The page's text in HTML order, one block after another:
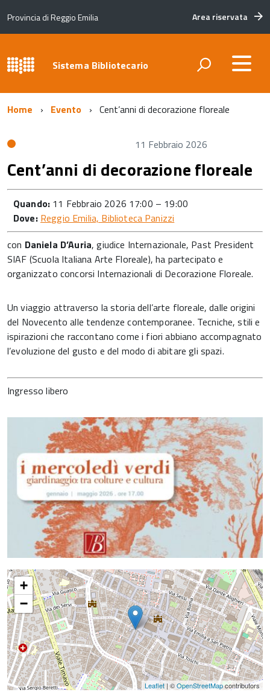
Provincia di Reggio Emilia Area riservata
Sistema Bibliotecario
Home Evento Cent’anni di decorazione floreale
11 Febbraio 2026
Cent’anni di decorazione floreale
Quando: 11 Febbraio 2026 17:00 – 19:00
Dove: Reggio Emilia, Biblioteca Panizzi
con Daniela D’Auria, giudice Internazionale, Past President
SIAF (Scuola Italiana Arte Floreale), ha partecipato e
organizzato concorsi Internazionali di Decorazione Floreale.
Un viaggio attraverso la storia dell’arte floreale, dalle origini
del Novecento alle tendenze contemporanee. Tecniche, stili e
ispirazioni che raccontano come i fiori abbiano accompagnato
l’evoluzione del gusto e del modo di abitare gli spazi.
Ingresso libero
+
−
Leaflet | ©OpenStreetMapcontributors